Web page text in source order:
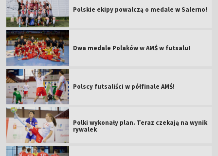
Polskie ekipy powalczą o medale w Salerno!
Dwa medale Polaków w AMŚ w futsalu!
Polscy futsaliści w półfinale AMŚ!
Polki wykonały plan. Teraz czekają na wynik
rywalek